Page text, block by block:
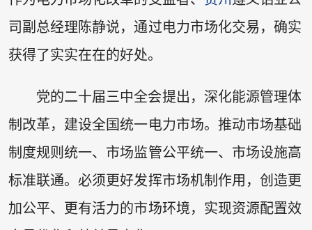
司副总经理陈静说，通过电力市场化交易，确实
获得了实实在在的好处。
党的二十届三中全会提出，深化能源管理体
制改革，建设全国统一电力市场。推动市场基础
制度规则统一、市场监管公平统一、市场设施高
标准联通。必须更好发挥市场机制作用，创造更
加公平、更有活力的市场环境，实现资源配置效